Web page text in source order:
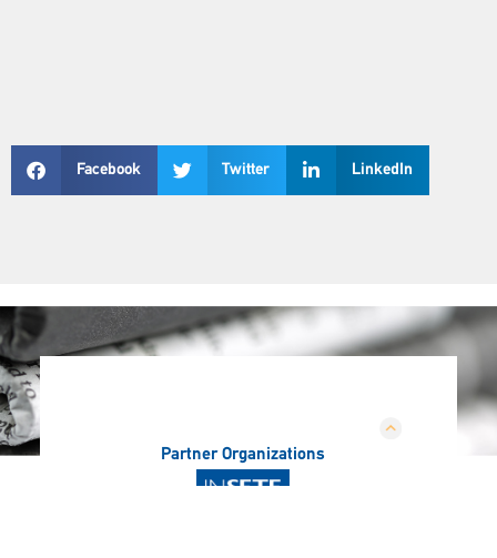
Facebook Twitter LinkedIn
Partner Organizations